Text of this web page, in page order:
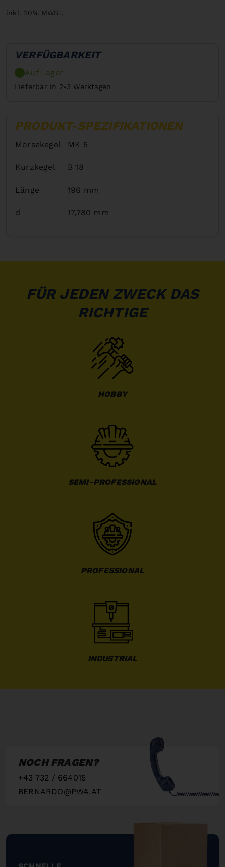
inkl. 20% MWSt.
VERFÜGBARKEIT
Auf Lager
Lieferbar in 2-3 Werktagen
PRODUKT-SPEZIFIKATIONEN
Morsekegel MK 5
Kurzkegel B 18
Länge 196 mm
d 17,780 mm
FÜR JEDEN ZWECK DAS
RICHTIGE
HOBBY
SEMI-PROFESSIONAL
PROFESSIONAL
INDUSTRIAL
NOCH FRAGEN?
+43 732 / 664015
BERNARDO@PWA.AT